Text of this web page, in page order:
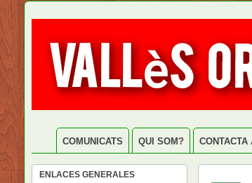
COMUNICATS QUI SOM? CONTACTA
ENLACES GENERALES